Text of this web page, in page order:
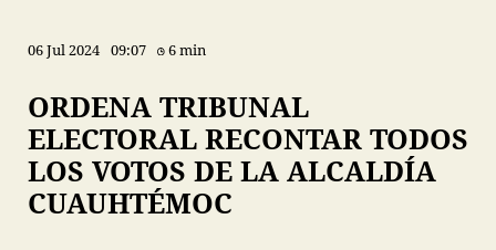
06 Jul 2024 09:07 6 min
ORDENA TRIBUNAL
ELECTORAL RECONTAR TODOS
LOS VOTOS DE LA ALCALDÍA
CUAUHTÉMOC